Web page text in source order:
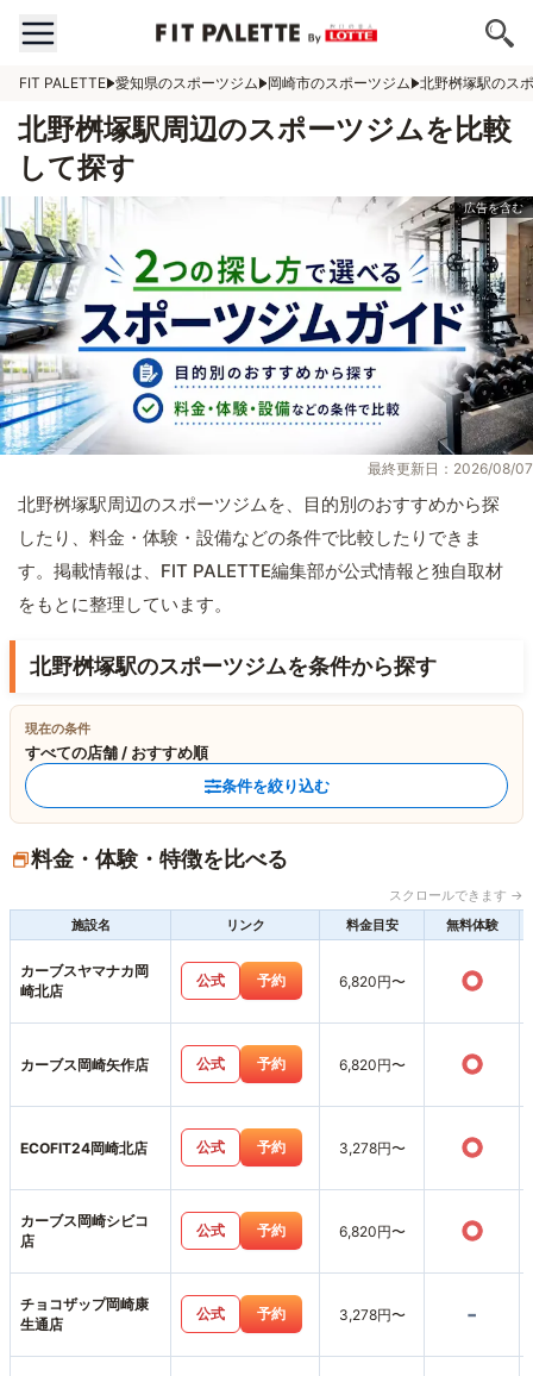
FIT PALETTE 愛知県のスポーツジム 岡崎市のスポーツジム 北野桝塚駅のス
北野桝塚駅周辺のスポーツジムを比較
して探す
最終更新日：2026/08/07
北野桝塚駅周辺のスポーツジムを、目的別のおすすめから探
したり、料金・体験・設備などの条件で比較したりできま
す。掲載情報は、FIT PALETTE編集部が公式情報と独自取材
をもとに整理しています。
北野桝塚駅のスポーツジムを条件から探す
現在の条件
すべての店舗 / おすすめ順
条件を絞り込む
料金・体験・特徴を比べる
スクロールできます →
施設名
リンク 料金目安 無料体験
カーブスヤマナカ岡
崎北店
公式 予約 6,820円〜 ○
カーブス岡崎矢作店 公式 予約 6,820円〜 ○
ECOFIT24岡崎北店 公式 予約 3,278円〜 ○
カーブス岡崎シビコ
店
公式 予約 6,820円〜 ○
チョコザップ岡崎康
生通店
公式 予約 3,278円〜 -